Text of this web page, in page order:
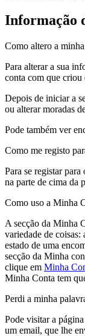
Informação
Como altero a
Para alterar a sua
conta com que criou
Depois de iniciar a
ou alterar moradas
Pode também ver
Como me registo
Para se registar
na parte de cima da
Como uso a Minha
A secção da Minha
variedade de
estado de uma
secção da Minha
clique em Minha
Minha Conta tem
Perdi a minha
Pode visitar a
um email, que lhe